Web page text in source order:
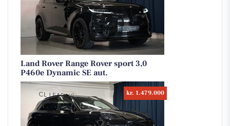
Land Rover Range Rover sport 3,0
P460e Dynamic SE aut.
kr. 1.479.000